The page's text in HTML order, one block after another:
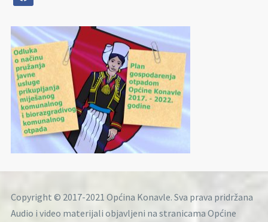
Copyright © 2017-2021 Općina Konavle. Sva prava pridržana
Audio i video materijali objavljeni na stranicama Općine